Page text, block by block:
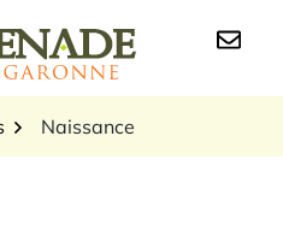
Logo Grenade sur
Naissance